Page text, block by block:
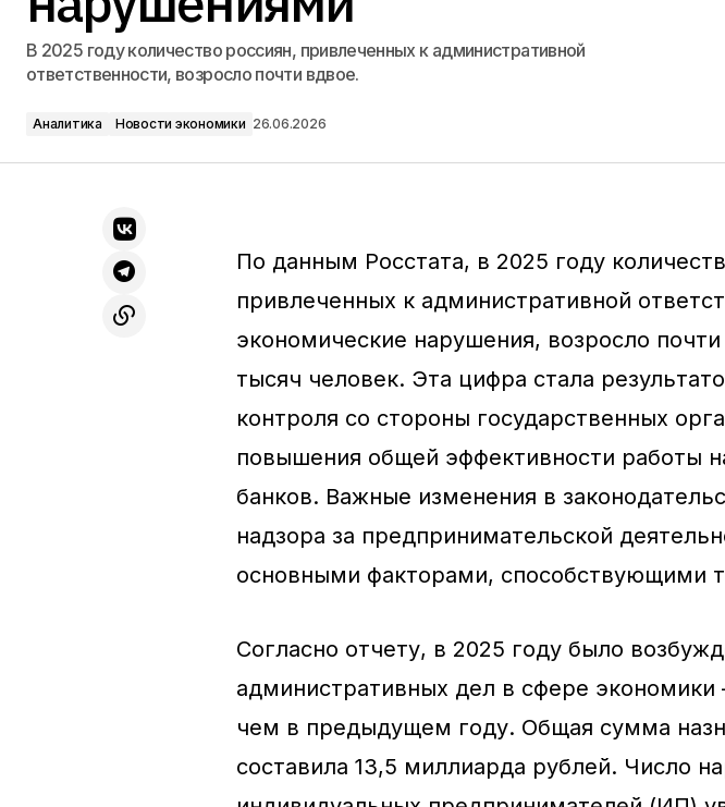
В 2025 году количество россиян, привлеченных к административной
ответственности, возросло почти вдвое.
Аналитика Новости экономики 26.06.2026
По данным Росстата, в 2025 году
привлеченных к административной
экономические нарушения, возросло
тысяч человек. Эта цифра стала
контроля со стороны государственных
повышения общей эффективности работы
банков. Важные изменения в
надзора за предпринимательской
основными факторами, способствующими
Согласно отчету, в 2025 году было
административных дел в сфере
чем в предыдущем году. Общая сумма
составила 13,5 миллиарда рублей. Число